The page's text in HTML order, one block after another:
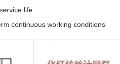
life
continuous working conditions